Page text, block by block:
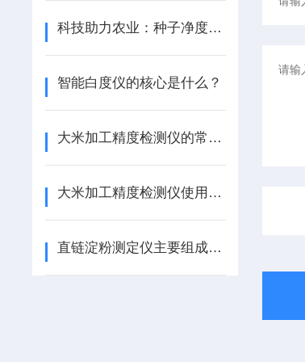
科技助力农业：种子净度工作台的应用与优势
智能白度仪的核心是什么？
大米加工精度检测仪的常见问题相应解决方法分享
大米加工精度检测仪使用有诀窍，正确方法您知道吗？
直链淀粉测定仪主要组成部件功能特点的详细介绍